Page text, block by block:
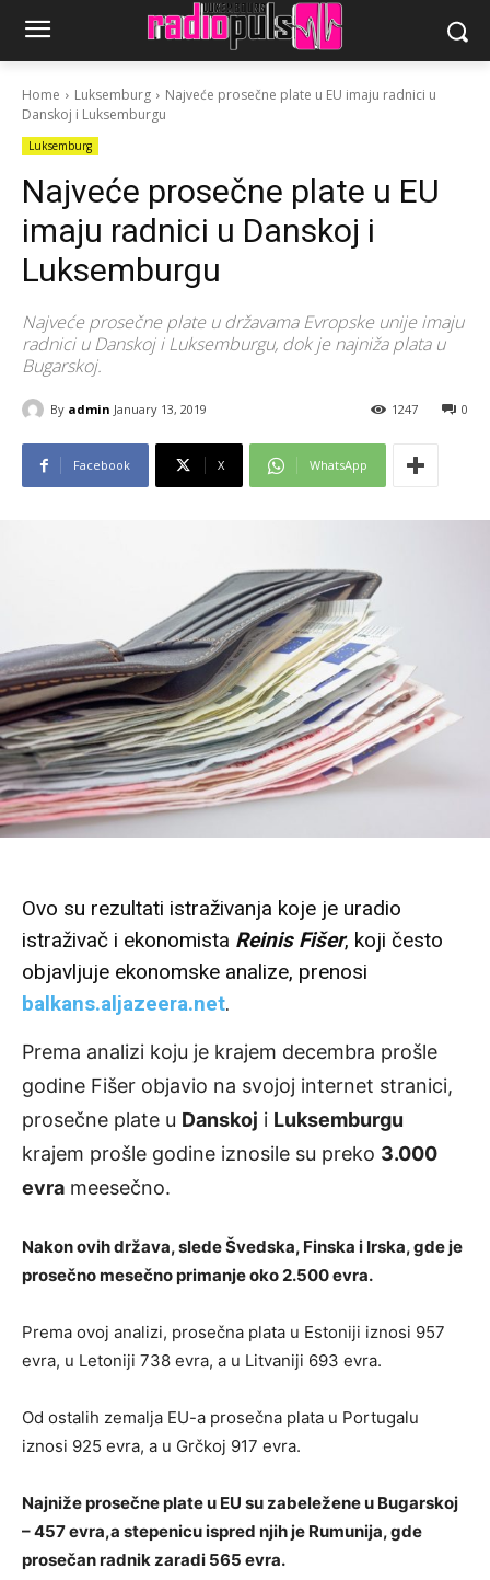
Home Luksemburg
Najveće prosečne plate u EU imaju radnici u
Danskoj i Luksemburgu
Luksemburg
Najveće prosečne plate u EU
imaju radnici u Danskoj i
Luksemburgu
Najveće prosečne plate u državama Evropske unije imaju
radnici u Danskoj i Luksemburgu, dok je najniža plata u
Bugarskoj.
By admin January 13, 2019 0
1247
Facebook X WhatsApp
Ovo su rezultati istraživanja koje je uradio
istraživač i ekonomista Reinis Fišer, koji često
objavljuje ekonomske analize, prenosi
balkans.aljazeera.net.
Prema analizi koju je krajem decembra prošle
godine Fišer objavio na svojoj internet stranici,
prosečne plate u Danskoj i Luksemburgu
krajem prošle godine iznosile su preko 3.000
evra meesečno.
Nakon ovih država, slede Švedska, Finska i Irska, gde je
prosečno mesečno primanje oko 2.500 evra.
Prema ovoj analizi, prosečna plata u Estoniji iznosi 957
evra, u Letoniji 738 evra, a u Litvaniji 693 evra.
Od ostalih zemalja EU-a prosečna plata u Portugalu
iznosi 925 evra, a u Grčkoj 917 evra.
Najniže prosečne plate u EU su zabeležene u Bugarskoj
– 457 evra,a stepenicu ispred njih je Rumunija, gde
prosečan radnik zaradi 565 evra.